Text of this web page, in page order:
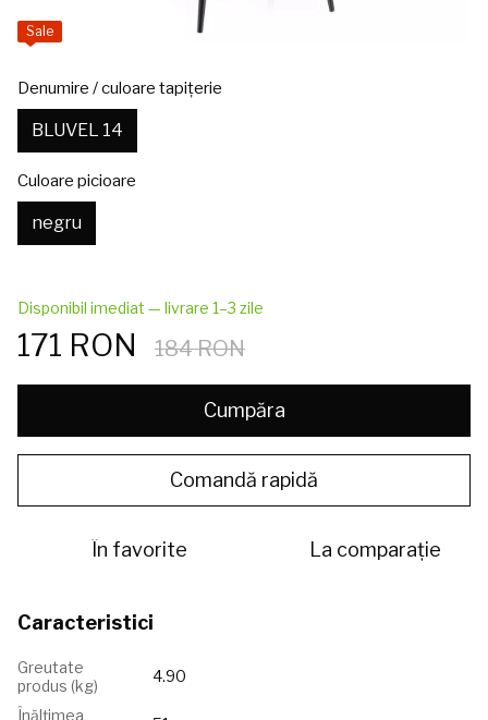
Sale
Denumire / culoare tapițerie
BLUVEL 14
Culoare picioare
negru
Disponibil imediat — livrare 1–3 zile
171 RON 184 RON
Cumpăra
Comandă rapidă
În favorite La comparație
Caracteristici
Greutate
produs (kg)
4.90
Înălțimea